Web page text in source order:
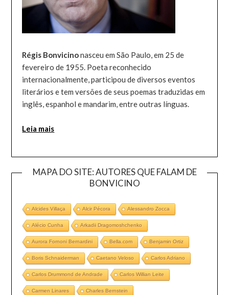
Régis Bonvicinonasceu em São Paulo, em 25 de
fevereiro de 1955. Poeta reconhecido
internacionalmente, participou de diversos eventos
literários e tem versões de seus poemas traduzidas em
inglês, espanhol e mandarim, entre outras línguas.
Leia mais
MAPA DO SITE: AUTORES QUE FALAM DE
BONVICINO
Alcides Villaça Alcir Pécora Alessandro Zocca
Alécio Cunha Arkadii Dragomoshchenko
Aurora Fornoni Bernardini Bella.com Benjamin Ortiz
Boris Schnaiderman Caetano Veloso Carlos Adriano
Carlos Drummond de Andrade Carlos Willian Leite
Carmen Linares Charles Bernstein